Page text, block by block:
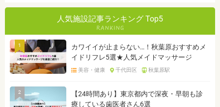
人気施設記事ランキング Top5
1
カワイイが止まらない…！秋葉原おすすめメ
イドリフレ5選★人気メイドマッサージ
美容・健康 千代田区 秋葉原駅
2
【24時間あり】東京都内で深夜・早朝も診
療している歯医者さん6選